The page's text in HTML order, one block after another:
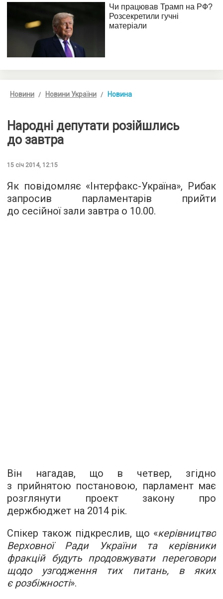
Новини Новини України Новина
Народні депутати розійшлись
до завтра
15 січ 2014, 12:15
Як повідомляє «Інтерфакс-Україна», Рибак
запросив парламентарів прийти
до сесійної зали завтра о 10.00.
Він нагадав, що в четвер, згідно
з прийнятою постановою, парламент має
розглянути проект закону про
держбюджет на 2014 рік.
Спікер також підкреслив, що «керівництво
Верховної Ради України та керівники
фракцій будуть продовжувати переговори
щодо узгодження тих питань, в яких
є розбіжності».